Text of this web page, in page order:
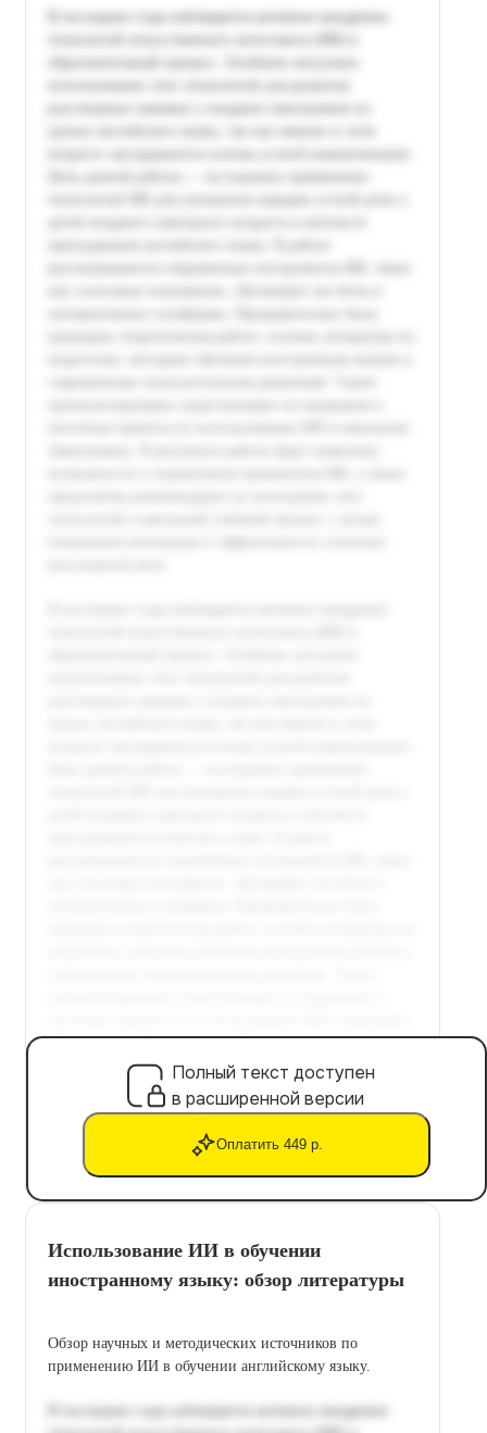
Полный текст доступен
в расширенной версии
Оплатить 449 р.
Использование ИИ в обучении
иностранному языку: обзор литературы
Обзор научных и методических источников по
применению ИИ в обучении английскому языку.